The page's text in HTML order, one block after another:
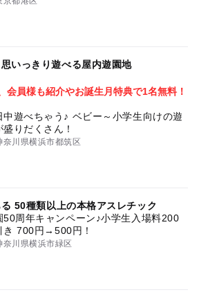
いっきり遊べる屋内遊園地
会員様も紹介やお誕生月特典で1名無料！
中遊べちゃう♪ ベビー～小学生向けの遊
盛りだくさん！
奈川県横浜市都筑区
50種類以上の本格アスレチック
50周年キャンペーン♪小学生入場料200
き 700円→500円！
奈川県横浜市緑区